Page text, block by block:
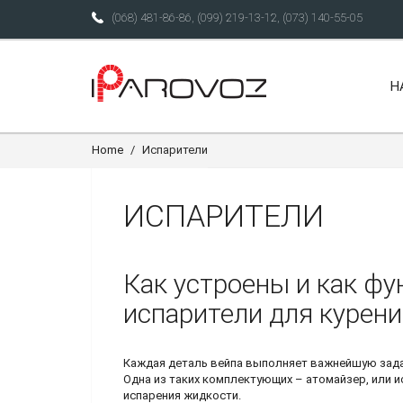
(068) 481-86-86, (099) 219-13-12, (073) 140-55-05
Home Испарители
ИСПАРИТЕЛИ
Как устроены и как
испарители для
Каждая деталь вейпа выполняет важнейшую
Одна из таких комплектующих – атомайзер, или
испарения жидкости.